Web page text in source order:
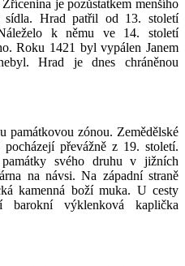
Zřícenina je pozůstatkem menšího
sídla. Hrad patřil od 13. století
k němu ve 14. století
Roku 1421 byl vypálen Janem
Hrad je dnes chráněnou
památkovou zónou. Zemědělské
převážně z 19. století.
svého druhu v jižních
na návsi. Na západní straně
kamenná boží muka. U cesty
barokní výklenková kaplička